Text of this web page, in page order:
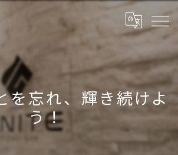
を忘れ、輝き続けよ
う！